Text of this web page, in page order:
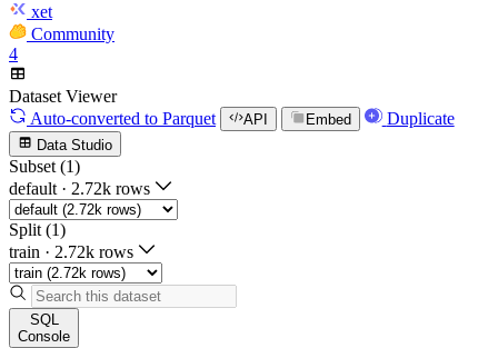
xet
Community
4
Dataset Viewer
Auto-converted to Parquet API Embed Duplicate
Data Studio
Subset (1)
default · 2.72k rows
Split (1)
train · 2.72k rows
SQL
Console